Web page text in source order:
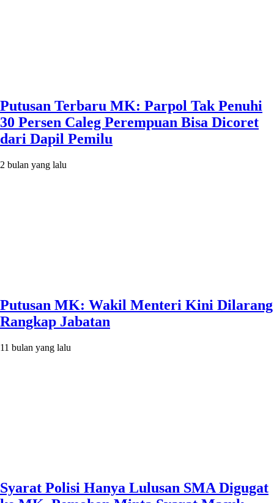
Putusan Terbaru MK: Parpol Tak Penuhi
30 Persen Caleg Perempuan Bisa Dicoret
dari Dapil Pemilu
2 bulan yang lalu
Putusan MK: Wakil Menteri Kini Dilarang
Rangkap Jabatan
11 bulan yang lalu
Syarat Polisi Hanya Lulusan SMA Digugat